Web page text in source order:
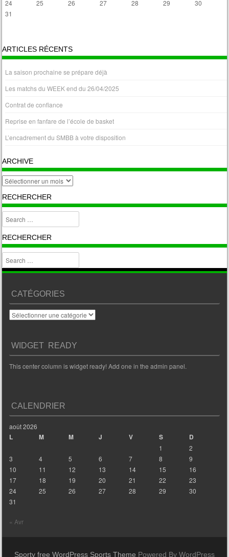
24
25 26 27 28 29
30
31
ARTICLES RÉCENTS
La saison prochaine se prépare déjà
Les matchs du WEEK end du 26/04/2025
Contrat de confiance
Reprise en fanfare de l’école de basket
L’encadrement du SMBB à votre disposition
ARCHIVE
archive
RECHERCHER
Search
RECHERCHER
Search
CATÉGORIES
Catégories
WIDGET READY
This center column is widget ready! Add one in the admin panel.
CALENDRIER
août 2026
L M M J V S D
1
2
3
4 5 6 7 8
9
10
11 12 13 14 15
16
17
18 19 20 21 22
23
24
25 26 27 28 29
30
31
« Avr
Sporty free WordPress Sports Theme Powered By WordPress